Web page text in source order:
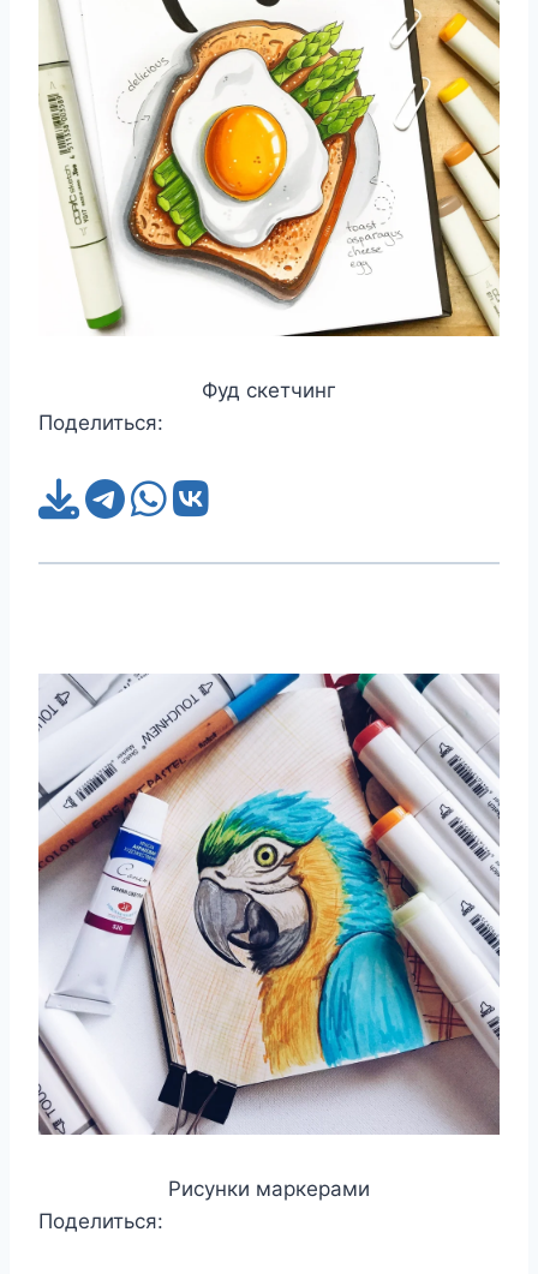
Фуд скетчинг
Поделиться:
Рисунки маркерами
Поделиться: